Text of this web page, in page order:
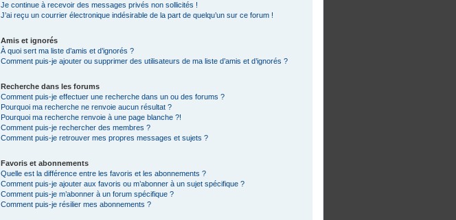
Je continue à recevoir des messages privés non sollicités !
J’ai reçu un courrier électronique indésirable de la part de quelqu’un sur ce forum !
Amis et ignorés
À quoi sert ma liste d’amis et d’ignorés ?
Comment puis-je ajouter ou supprimer des utilisateurs de ma liste d’amis et d’ignorés ?
Recherche dans les forums
Comment puis-je effectuer une recherche dans un ou des forums ?
Pourquoi ma recherche ne renvoie aucun résultat ?
Pourquoi ma recherche renvoie à une page blanche ?!
Comment puis-je rechercher des membres ?
Comment puis-je retrouver mes propres messages et sujets ?
Favoris et abonnements
Quelle est la différence entre les favoris et les abonnements ?
Comment puis-je ajouter aux favoris ou m’abonner à un sujet spécifique ?
Comment puis-je m’abonner à un forum spécifique ?
Comment puis-je résilier mes abonnements ?